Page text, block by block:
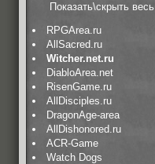
Показать\скрыть весь
RPGArea.ru
AllSacred.ru
Witcher.net.ru
DiabloArea.net
RisenGame.ru
AllDisciples.ru
DragonAge-area
AllDishonored.ru
ACR-Game
Watch Dogs